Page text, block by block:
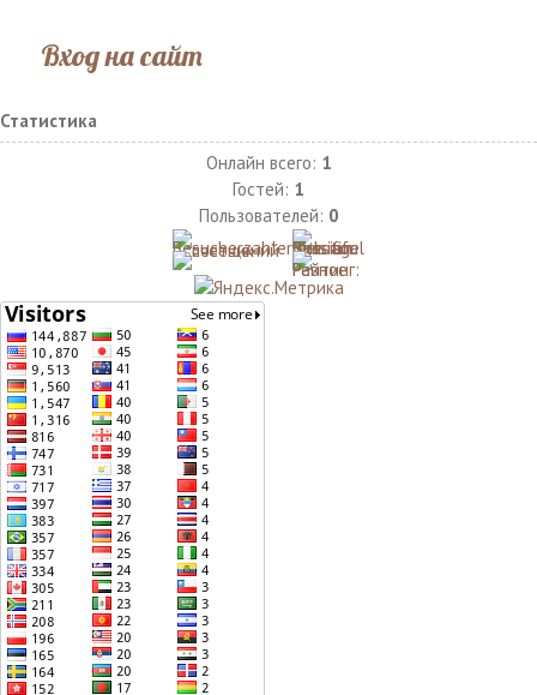
Вход на сайт
Статистика
Онлайн всего: 1
Гостей: 1
Пользователей: 0